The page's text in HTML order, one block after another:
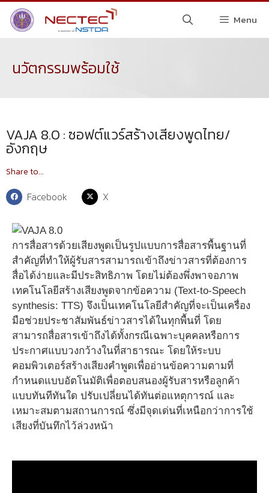
Menu
นวัตกรรมพร้อมใช้
VAJA 8.0 : ซอฟต์แวร์สร้างเสียงพูดไทย/
อังกฤษ
Share to...
Facebook X
การสื่อสารด้วยเสียงพูดเป็นรูปแบบการสื่อสารพื้นฐานที่
สำคัญที่ทำให้ผู้รับสารสามารถเข้าถึงข่าวสารที่ต้องการ
สื่อได้ง่ายและมีประสิทธิภาพ โดยไม่ต้องพึ่งพาจอภาพ
เทคโนโลยีสร้างเสียงพูดจากข้อความ (Text-to-Speech
synthesis: TTS) จึงเป็นเทคโนโลยีสำคัญที่จะเป็นเครื่อง
มือช่วยประชาสัมพันธ์ข่าวสารได้ในทุกพื้นที่ โดย
สามารถสื่อสารเข้าถึงได้ทั้งกรณีเฉพาะบุคคลหรือการ
ประกาศแบบวงกว้างในที่สาธารณะ โดยให้ระบบ
คอมพิวเตอร์สร้างเสียงคำพูดเพื่ออ่านข้อความตามที่
กำหนดแบบอัตโนมัติเพื่อตอบสนองผู้รับสารหรือลูกค้า
แบบทันทีทันใด ปรับเปลี่ยนได้ทันต่อแหตุการณ์ และ
เหมาะสมตามสถานการณ์ ซึ่งมีจุดเด่นที่เหนือกว่าการใช้
เสียงที่บันทึกไว้ล่วงหน้า